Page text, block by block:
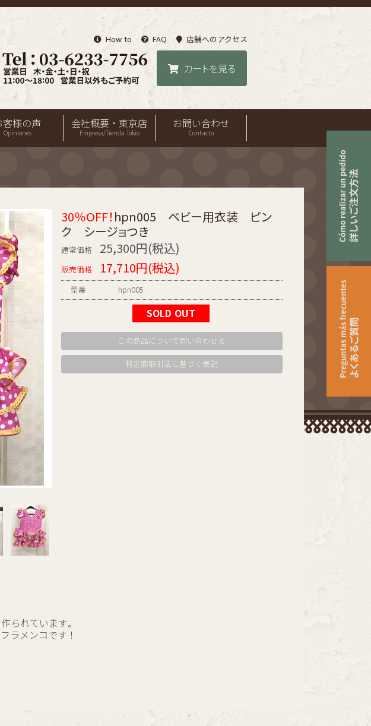
How to FAQ 店舗へのアクセス
カートを見る
客様の声
Opiniones
会社概要・東京店
Empresa/Tienda Tokio
お問い合わせ
Contacto
30％OFF！hpn005 ベビー用衣装 ピン
ク シージョつき
通常価格 25,300円(税込)
販売価格 17,710円(税込)
型番 hpn005
SOLD OUT
この商品について問い合わせる
特定商取引法に基づく表記
られています。
ラメンコです！